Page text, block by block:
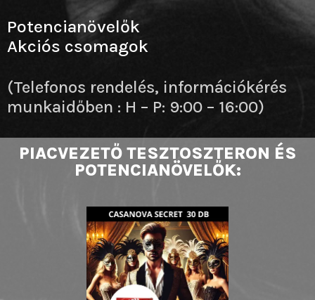
PIACVEZETŐ TESZTOSZTERON ÉS
POTENCIANÖVELŐK:
Potencianövelők
Akciós csomagok
(Telefonos rendelés, információkérés
munkaidőben : H – P: 9:00 – 16:00)